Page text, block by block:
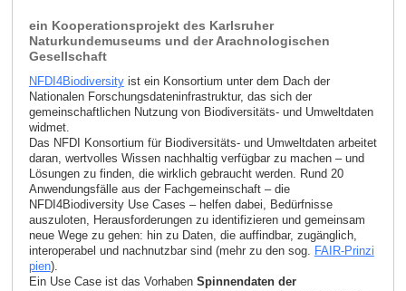
ein Kooperationsprojekt des Karlsruher
Naturkundemuseums und der Arachnologischen
Gesellschaft
NFDI4Biodiversityist ein Konsortium unter dem Dach der
Nationalen Forschungsdateninfrastruktur, das sich der
gemeinschaftlichen Nutzung von Biodiversitäts- und Umweltdaten
widmet.
Das NFDI Konsortium für Biodiversitäts- und Umweltdaten arbeitet
daran, wertvolles Wissen nachhaltig verfügbar zu machen – und
Lösungen zu finden, die wirklich gebraucht werden. Rund 20
Anwendungsfälle aus der Fachgemeinschaft – die
NFDI4Biodiversity Use Cases – helfen dabei, Bedürfnisse
auszuloten, Herausforderungen zu identifizieren und gemeinsam
neue Wege zu gehen: hin zu Daten, die auffindbar, zugänglich,
interoperabel und nachnutzbar sind (mehr zu den sog. FAIR-Prinzi
pien).
Ein Use Case ist das Vorhaben Spinnendaten der